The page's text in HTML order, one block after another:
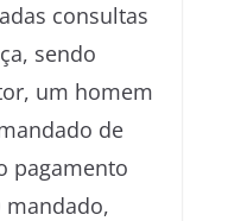
consultas
sendo
um homem
de
pagamento
mandado,